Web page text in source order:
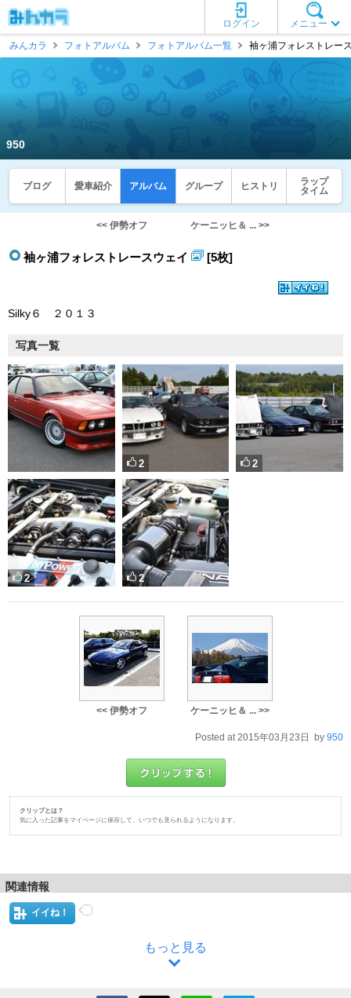
メニュー
ログイン
みんカラ
フォトアルバム フォトアルバム一覧 袖ヶ浦フォレストレー
950
ブログ 愛車紹介 アルバム グループ ヒストリ
ラップ
タイム
<< 伊勢オフ ケーニッヒ＆ ... >>
袖ヶ浦フォレストレースウェイ [5枚]
Silky６ ２０１３
写真一覧
2 2
2 2
<< 伊勢オフ ケーニッヒ＆ ... >>
Posted at 2015年03月23日 by 950
クリップとは？
気に入った記事をマイページに保存して、いつでも見られるようになります。
関連情報
イイね！
もっと見る